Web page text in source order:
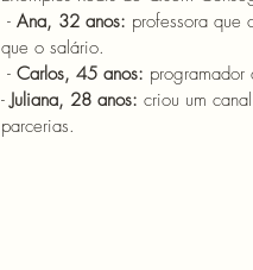
- Ana, 32 anos: professora que
que o salário.
- Carlos, 45 anos:
- Juliana, 28 anos: criou um
parcerias.